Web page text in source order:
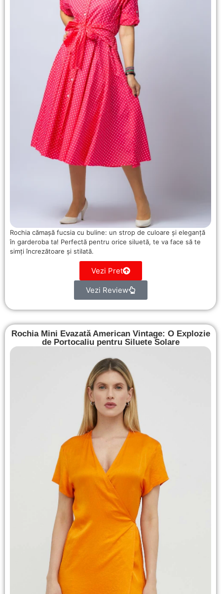
Rochia cămașă fucsia cu buline: un strop de culoare și eleganță
în garderoba ta! Perfectă pentru orice siluetă, te va face să te
simți încrezătoare și stilată.
Vezi Pret
Vezi Review
Rochia Mini Evazată American Vintage: O Explozie
de Portocaliu pentru Siluete Solare